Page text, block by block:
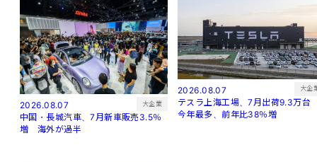
2026.08.07 大企業
中国・長城汽車、7月新車販売3.5％
増 海外が過半
2026.08.07 大企
テスラ上海工場、7月出荷9.3万
今年最多、前年比38％増